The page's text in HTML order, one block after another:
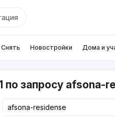
Снять Новостройки Дома и
по запросу afsona-